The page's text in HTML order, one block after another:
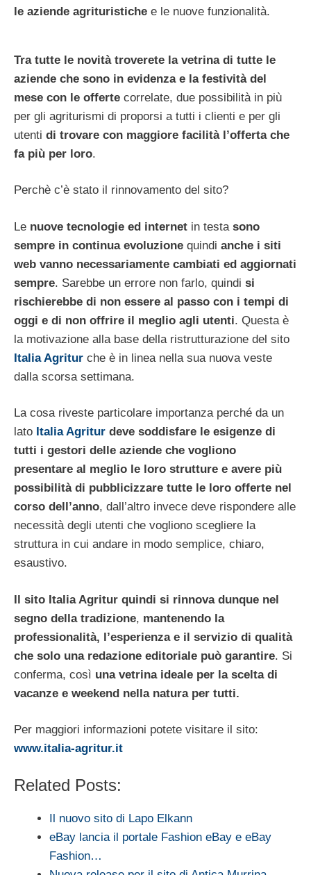
le aziende agrituristiche e le nuove funzionalità.
Tra tutte le novità troverete la vetrina di tutte le
aziende che sono in evidenza e la festività del
mese con le offerte correlate, due possibilità in più
per gli agriturismi di proporsi a tutti i clienti e per gli
utenti di trovare con maggiore facilità l’offerta che
fa più per loro.
Perchè c’è stato il rinnovamento del sito?
Le nuove tecnologie ed internet in testa sono
sempre in continua evoluzione quindi anche i siti
web vanno necessariamente cambiati ed aggiornati
sempre. Sarebbe un errore non farlo, quindi si
rischierebbe di non essere al passo con i tempi di
oggi e di non offrire il meglio agli utenti. Questa è
la motivazione alla base della ristrutturazione del sito
Italia Agritur che è in linea nella sua nuova veste
dalla scorsa settimana.
La cosa riveste particolare importanza perché da un
lato Italia Agritur deve soddisfare le esigenze di
tutti i gestori delle aziende che vogliono
presentare al meglio le loro strutture e avere più
possibilità di pubblicizzare tutte le loro offerte nel
corso dell’anno, dall’altro invece deve rispondere alle
necessità degli utenti che vogliono scegliere la
struttura in cui andare in modo semplice, chiaro,
esaustivo.
Il sito Italia Agritur quindi si rinnova dunque nel
segno della tradizione, mantenendo la
professionalità, l’esperienza e il servizio di qualità
che solo una redazione editoriale può garantire. Si
conferma, così una vetrina ideale per la scelta di
vacanze e weekend nella natura per tutti.
Per maggiori informazioni potete visitare il sito:
www.italia-agritur.it
Related Posts:
Il nuovo sito di Lapo Elkann
eBay lancia il portale Fashion eBay e eBay
Fashion…